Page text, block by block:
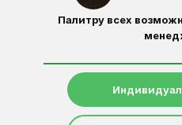
Палитру всех